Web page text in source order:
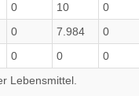
0 10 0
0 7.984 0
0 0 0
Lebensmittel.